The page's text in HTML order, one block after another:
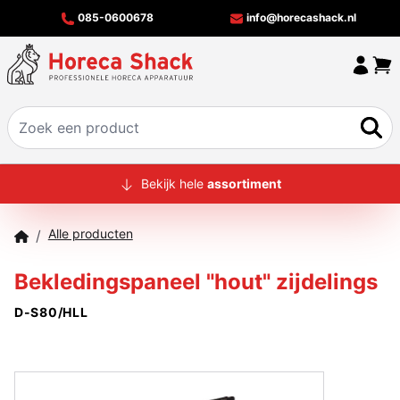
085-0600678 info@horecashack.nl
HOME
MERKEN
Bekijk hele assortiment
/ Alle producten
Bekledingspaneel "hout" zijdelings
D-S80/HLL